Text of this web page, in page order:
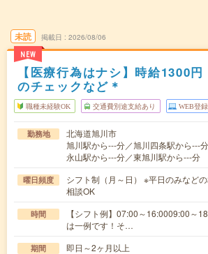
未読
NEW
掲載日 2026/08/06
【医療行為はナシ】時給1300
のチェックなど＊
職種未経験OK 交通費別途支給あり WEB登
勤務地
北海道旭川市
旭川駅から---分／旭川四条駅から---
永山駅から---分／東旭川駅から---分
曜日頻度
シフト制（月～日） ※平日のみなど
相談OK
時間
【シフト例】07:00～16:0009:00～
は一例です！そ…
期間 即日～2ヶ月以上